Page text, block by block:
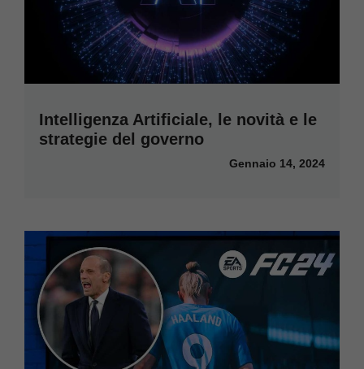
Intelligenza Artificiale, le novità e le
strategie del governo
Gennaio 14, 2024